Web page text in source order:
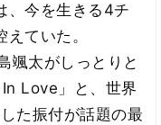
、今を生きる4チ
ていた。
颯太がしっとりと
Love」と、世界
た振付が話題の最